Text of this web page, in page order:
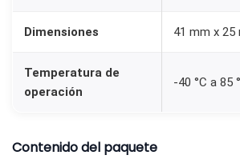
Dimensiones 41 mm x 25
Temperatura de
operación
-40 °C a 85
Contenido del paquete